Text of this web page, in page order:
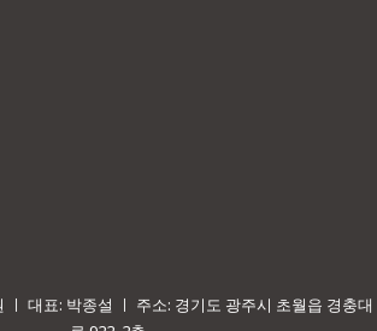
대표: 박종설 ㅣ 주소: 경기도 광주시 초월읍 경충대